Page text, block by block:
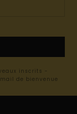
inscrits -
de bienvenue